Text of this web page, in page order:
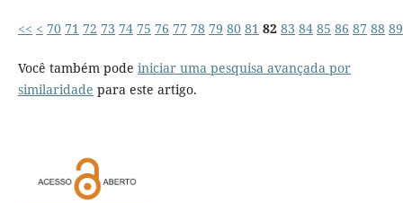
<< < 70 71 72 73 74 75 76 77 78 79 80 81 82 83 84 85 86 87 88 89
Você também pode iniciar uma pesquisa avançada por
similaridade para este artigo.